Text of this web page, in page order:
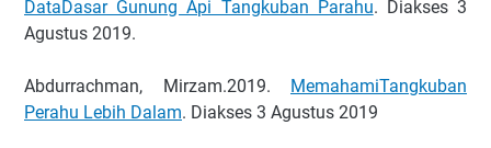
DataDasar Gunung Api Tangkuban Parahu. Diakses 3
Agustus 2019.
Abdurrachman, Mirzam.2019.
MemahamiTangkuban
Perahu Lebih Dalam. Diakses 3 Agustus 2019